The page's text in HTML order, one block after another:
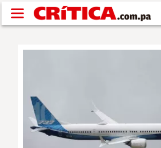
Pasar al contenido principal
NACIONAL
POLÍTICA